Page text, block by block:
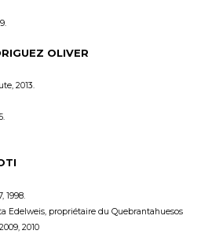
OLIVER
2013.
1998.
Edelweis, propriétaire du Quebrantahuesos
2010